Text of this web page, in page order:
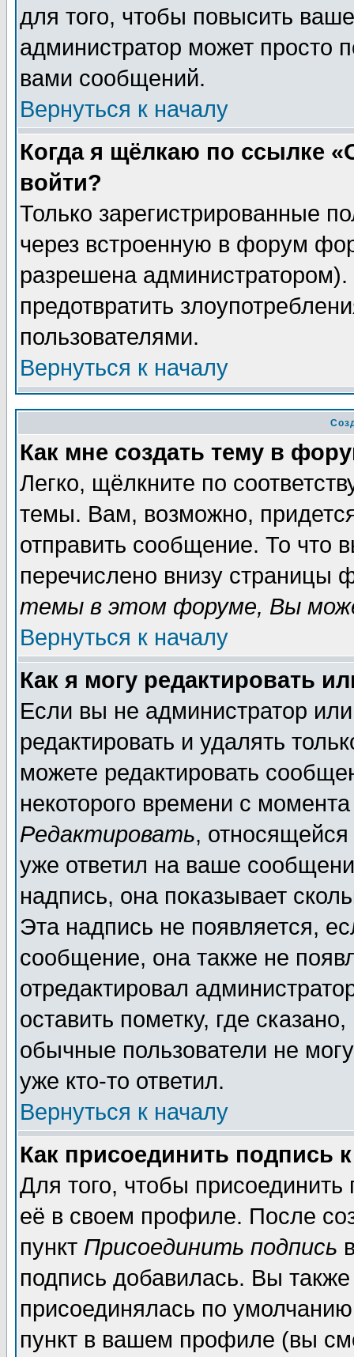
для того, чтобы повысить
администратор может просто
вами сообщений.
Вернуться к началу
Когда я щёлкаю по ссылке
войти?
Только зарегистрированные
через встроенную в форум
разрешена
предотвратить
пользователями.
Вернуться к началу
Как мне создать тему в
Легко, щёлкните по
темы. Вам, возможно,
отправить сообщение. То что
перечислено внизу страницы
темы в этом форуме, Вы
Вернуться к началу
Как я могу редактировать
Если вы не администратор
редактировать и удалять
можете редактировать
некоторого времени с
Редактировать,
уже ответил на ваше
надпись, она показывает
Эта надпись не появляется,
сообщение, она также не
отредактировал
оставить пометку, где
обычные пользователи не
уже кто-то ответил.
Вернуться к началу
Как присоединить подпись
Для того, чтобы
её в своем профиле. После
пункт Присоединить подпись
подпись добавилась. Вы
присоединялась по
пункт в вашем профиле (вы